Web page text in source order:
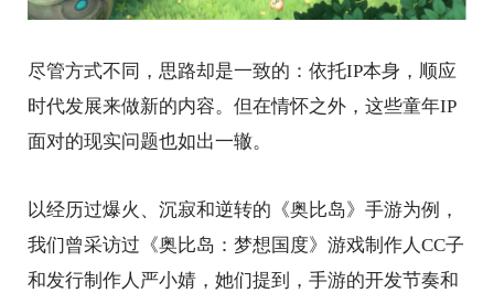
尽管方式不同，思路却是一致的：依托IP本身，顺应
时代发展来做新的内容。但在情怀之外，这些童年IP
面对的现实问题也如出一辙。
以经历过爆火、沉寂和逆转的《奥比岛》手游为例，
我们曾采访过《奥比岛：梦想国度》游戏制作人CC子
和发行制作人严小婧，她们提到，手游的开发节奏和